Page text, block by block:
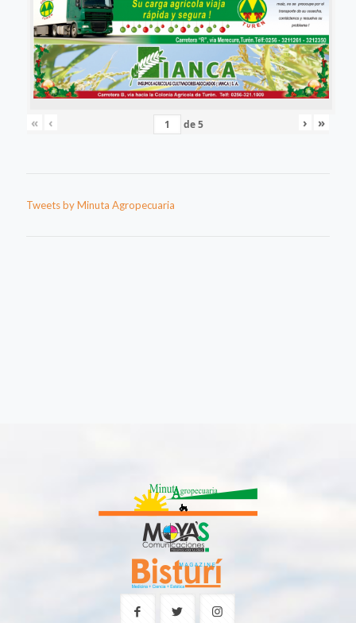
« ‹ de5 › »
Tweets by Minuta Agropecuaria